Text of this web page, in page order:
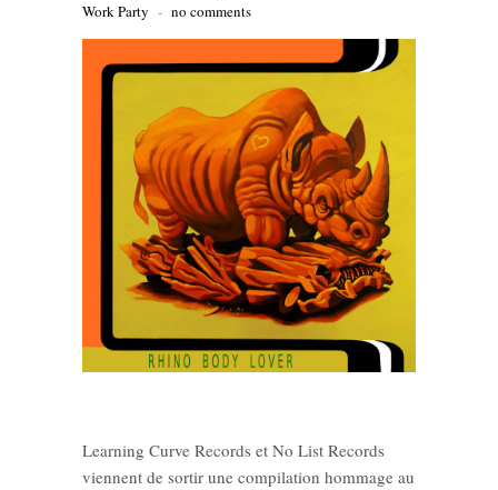
Work Party - no comments
Learning Curve Records et No List Records
viennent de sortir une compilation hommage au